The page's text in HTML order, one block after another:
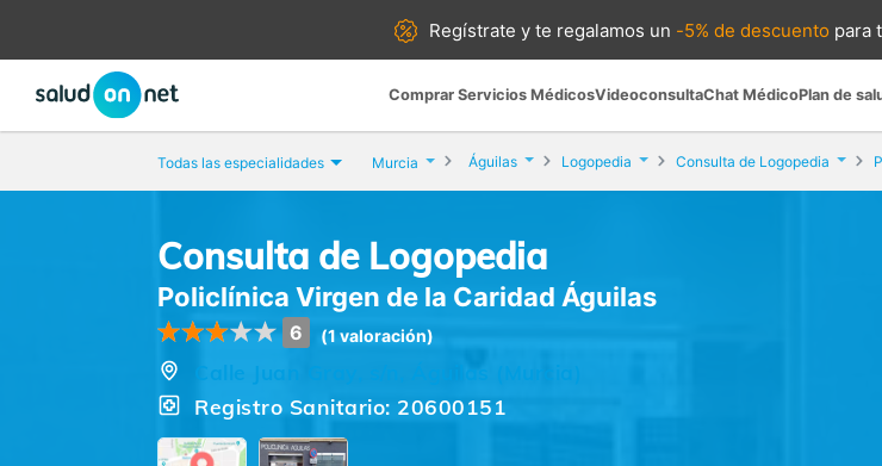
Regístrate yte regalamos un -5% de descuento para
Comprar Servicios MédicosVideoconsultaChat MédicoPlan de
Todas las especialidades Murcia Águilas Logopedia Consulta de Logopedia
Consulta de Logopedia
Policlínica Virgen de la Caridad Águilas
6 (1 valoración)
Calle Juan Gray, s/n, Águilas (Murcia)
Registro Sanitario: 20600151